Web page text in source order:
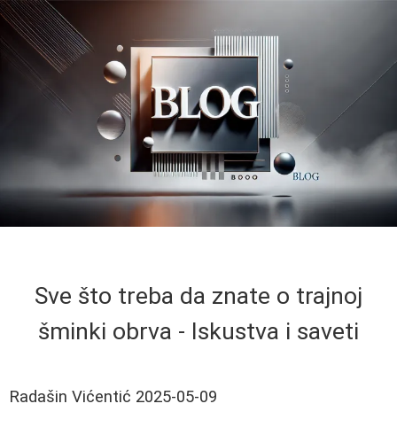
Sve što treba da znate o trajnoj
šminki obrva - Iskustva i saveti
Radašin Vićentić 2025-05-09